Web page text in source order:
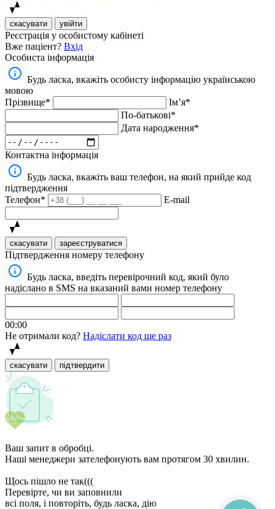
скасувати увійти
Реєстрація у особистому кабінеті
Вже паціент? Вхід
Особиста інформація
Будь ласка, вкажіть особисту інформацію українською
мовою
Прізвище*
Імʼя*
По-батькові*
Дата народження*
Контактна інформація
Будь ласка, вкажіть ваш телефон, на який прийде код
підтвердження
Телефон*
E-mail
скасувати зареєструватися
Підтвердження номеру телефону
Будь ласка, введіть перевірочний код, який було
надіслано в SMS на вказаний вами номер телефону
00:00
Не отримали код? Надіслати код ще раз
скасувати підтвердити
Ваш запит в обробці.
Наші менеджери зателефонують вам протягом 30 хвилин.
Щось пішло не так(((
Перевірте, чи ви заповнили
всі поля, і повторіть, будь ласка, дію